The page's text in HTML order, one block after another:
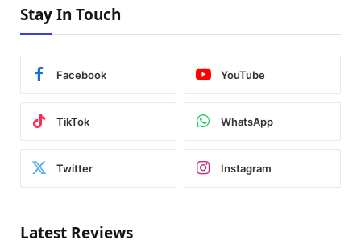
Stay In Touch
Facebook YouTube
TikTok WhatsApp
Twitter Instagram
Latest Reviews